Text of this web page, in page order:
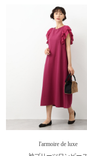
l'armoire de luxe